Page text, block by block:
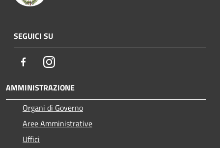
SEGUICI SU
FacebookInstagram
AMMINISTRAZIONE
Organi di Governo
Aree Amministrative
Uffici